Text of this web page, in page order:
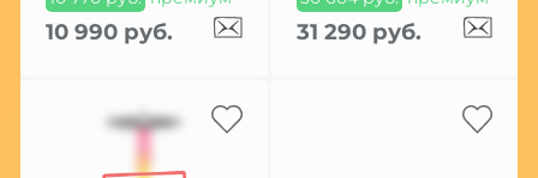
10 990 руб. 31 290 руб.